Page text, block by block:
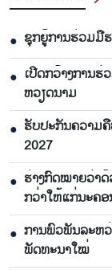
● ຊຸກຍູ້ການຮ່ວມມື
● ເປີດກວ້າງການ
ຫວຽດນາມ
● ຮັບປະກັນຄວາມ
2027
● ຮ່າງກົດໝາຍວ່າ
ກວ່າໃຫ້ແກ່ນະຄ
● ການພົວພັນລະຫ
ພັດທະນາໃໝ່